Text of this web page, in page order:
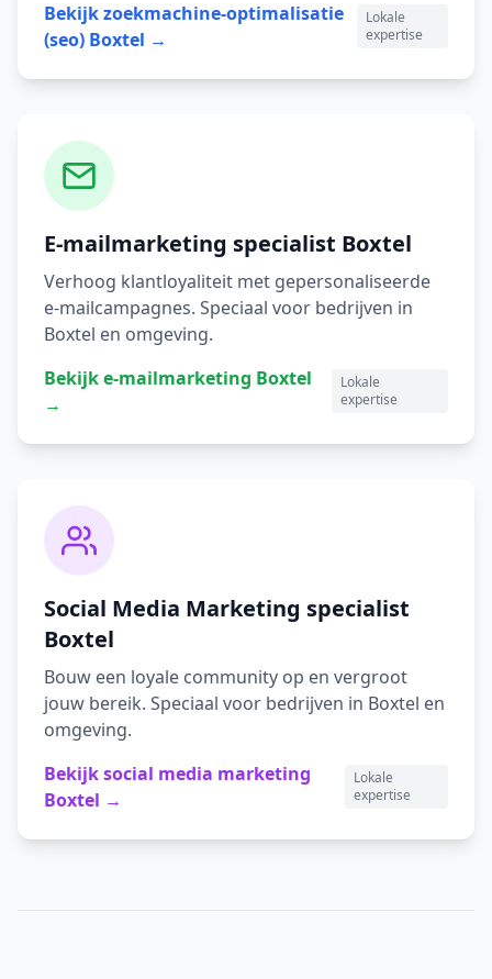
Bekijkzoekmachine-optimalisatie
(seo) Boxtel →
Lokale
expertise
E-mailmarketing specialist Boxtel
Verhoog klantloyaliteit met gepersonaliseerde
e-mailcampagnes. Speciaal voor bedrijven in
Boxtel en omgeving.
Bekijke-mailmarketing Boxtel
→
Lokale
expertise
Social Media Marketing specialist
Boxtel
Bouw een loyale community op en vergroot
jouw bereik. Speciaal voor bedrijven in Boxtel en
omgeving.
Bekijksocial media marketing
Boxtel →
Lokale
expertise